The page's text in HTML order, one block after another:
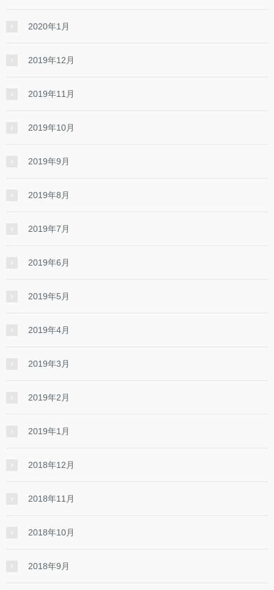
2020年1月
2019年12月
2019年11月
2019年10月
2019年9月
2019年8月
2019年7月
2019年6月
2019年5月
2019年4月
2019年3月
2019年2月
2019年1月
2018年12月
2018年11月
2018年10月
2018年9月